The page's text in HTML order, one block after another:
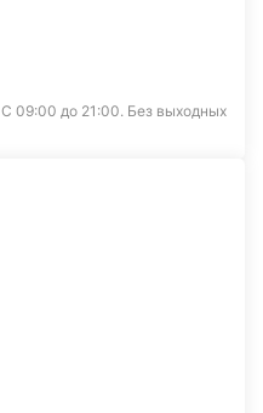
С 09:00 до 21:00. Без выходных